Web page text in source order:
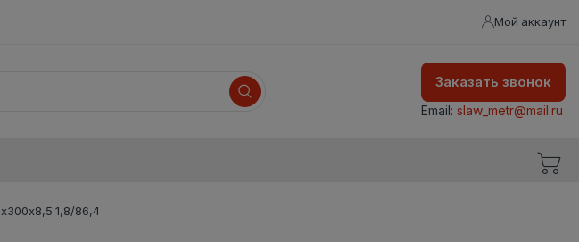
Мой аккаунт
Заказать звонок
Email: slaw_metr@mail.ru
1,8/86,4